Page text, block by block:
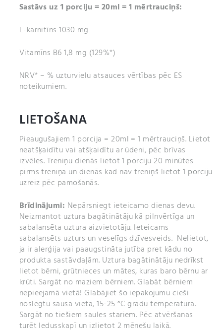
Sastāvs uz 1 porciju = 20ml = 1 mērtrauciņš:
L-karnitīns 1030 mg
Vitamīns B6 1,8 mg (129%*)
NRV* – % uzturvielu atsauces vērtības pēc ES
noteikumiem.
LIETOŠANA
Pieaugušajiem 1 porcija = 20ml = 1 mērtrauciņš. Lietot
neatšķaidītu vai atšķaidītu ar ūdeni, pēc brīvas
izvēles. Treniņu dienās lietot 1 porciju 20 minūtes
pirms treniņa un dienās kad nav treniņš lietot 1 porciju
uzreiz pēc pamošanās.
Brīdinājumi: Nepārsniegt ieteicamo dienas devu.
Neizmantot uztura bagātinātāju kā pilnvērtīga un
sabalansēta uztura aizvietotāju. Ieteicams
sabalansēts uzturs un veselīgs dzīvesveids. Nelietot,
ja ir alerģija vai paaugstināta jutība pret kādu no
produkta sastāvdaļām. Uztura bagātinātāju nedrīkst
lietot bērni, grūtnieces un mātes, kuras baro bērnu ar
krūti. Sargāt no maziem bērniem. Glabāt bērniem
nepieejamā vietā! Glabājiet šo iepakojumu cieši
noslēgtu sausā vietā, 15-25 °C grādu temperatūrā.
Sargāt no tiešiem saules stariem. Pēc atvēršanas
turēt ledusskapī un izlietot 2 mēnešu laikā.